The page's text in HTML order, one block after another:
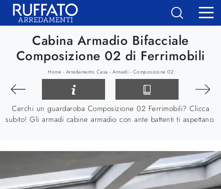
Cabina Armadio Bifacciale
Composizione 02 di Ferrimobili
Home - Arredamento Casa - Armadi - Composizione 02
Cerchi un guardaroba Composizione 02 Ferrimobili? Clicca
subito! Gli armadi cabine armadio con ante battenti ti aspettano.